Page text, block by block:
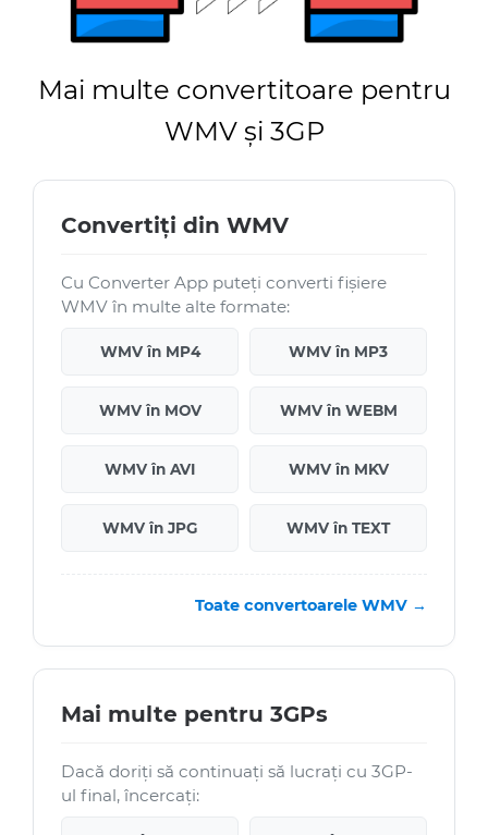
Mai multe convertitoare pentru
WMV și 3GP
Convertiți din WMV
Cu Converter App puteți converti fișiere
WMV în multe alte formate:
WMV în MP4 WMV în MP3
WMV în MOV WMV în WEBM
WMV în AVI WMV în MKV
WMV în JPG WMV în TEXT
Toate convertoarele WMV →
Mai multe pentru 3GPs
Dacă doriți să continuați să lucrați cu 3GP-
ul final, încercați: